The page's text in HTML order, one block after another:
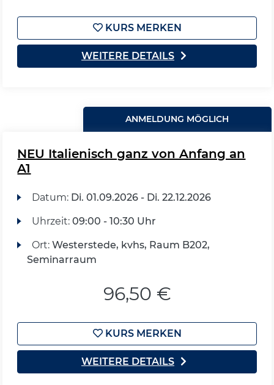
KURS MERKEN
WEITERE DETAILS
ANMELDUNG MÖGLICH
NEU Italienisch ganz von Anfang an
A1
Datum: Di. 01.09.2026 - Di. 22.12.2026
Uhrzeit: 09:00 - 10:30 Uhr
Ort: Westerstede, kvhs, Raum B202,
Seminarraum
96,50 €
KURS MERKEN
WEITERE DETAILS